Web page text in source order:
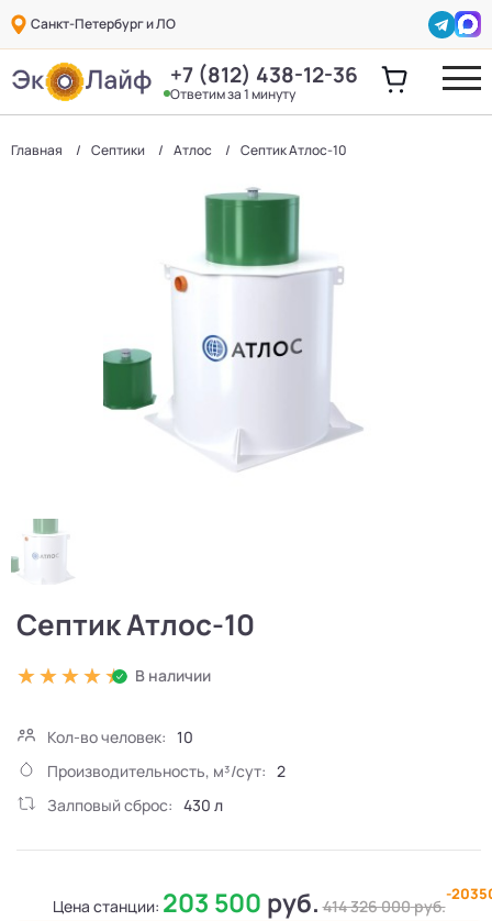
Санкт-Петербург и ЛО
+7 (812) 438-12-36
Ответим за 1 минуту
Главная Септики Атлос Септик Атлос-10
Септик Атлос-10
В наличии
Кол-во человек: 10
Производительность, м³/сут: 2
Залповый сброс: 430 л
Цена станции: 203 500 руб. 414 326 000руб.
-